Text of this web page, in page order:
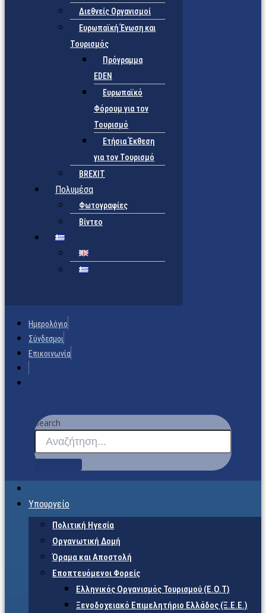
Διεθνείς Οργανισμοί
Ευρωπαϊκή Ένωση και
Τουρισμός
Πρόγραμμα
EDEN
Ευρωπαϊκό
Φόρουμ για τον
Τουρισμό
Ετήσια Έκθεση
για τον Τουρισμό
BREXIT
Πολυμέσα
Φωτογραφίες
Βίντεο
Ημερολόγιο
Σύνδεσμοι
Επικοινωνία
Search
Υπουργείο
Πολιτική Ηγεσία
Οργανωτική Δομή
Όραμα και Αποστολή
Εποπτευόμενοι Φορείς
Eλληνικός Οργανισμός Τουρισμού (Ε.Ο.Τ)
Ξενοδοχειακό Επιμελητήριο Ελλάδος (Ξ.Ε.Ε.)